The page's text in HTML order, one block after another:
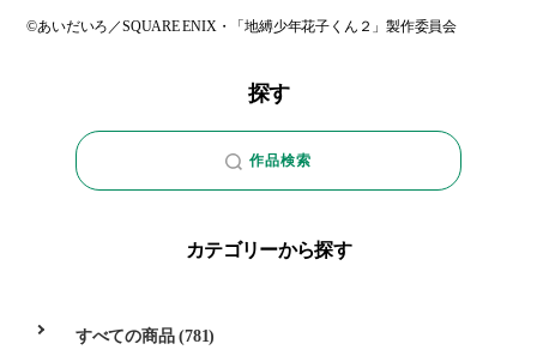
©あいだいろ／SQUARE ENIX・「地縛少年花子くん２」製作委員会
探す
作品検索
カテゴリーから探す
すべての商品(781)